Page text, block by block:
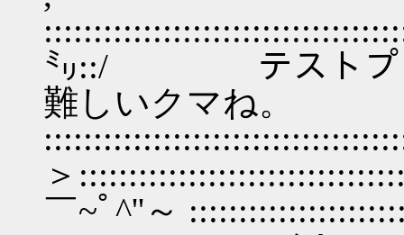
㍉::/ テストプレ
難しいクマね。
＞
￣~ﾟ^''～